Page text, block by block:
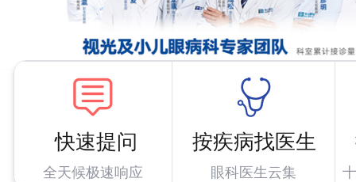
快速提问
全天候极速响应
按疾病找医生
眼科医生云集